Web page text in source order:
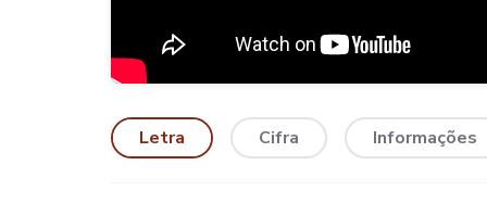
Letra Cifra Informações